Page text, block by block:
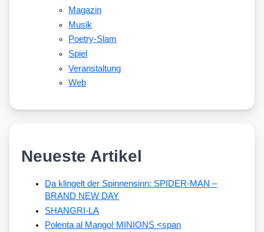
Magazin
Musik
Poetry-Slam
Spiel
Veranstaltung
Web
Neueste Artikel
Da klingelt der Spinnensinn: SPIDER-MAN –
BRAND NEW DAY
SHANGRI-LA
Polenta al Mango! MINIONS <span